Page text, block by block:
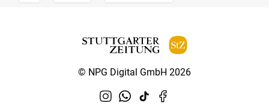
© NPG Digital GmbH 2026